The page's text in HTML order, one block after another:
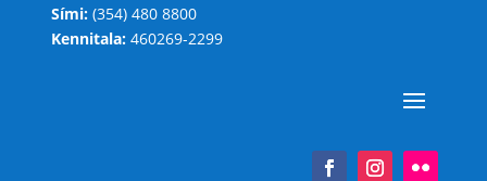
Sími:(354) 480 8800
Kennitala:460269-2299